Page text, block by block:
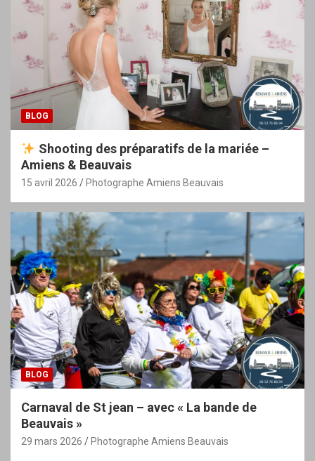
BLOG
Shooting des préparatifs de la mariée –
Amiens & Beauvais
15 avril 2026 Photographe Amiens Beauvais
BLOG
Carnaval de St jean – avec « La bande de
Beauvais »
29 mars 2026 Photographe Amiens Beauvais